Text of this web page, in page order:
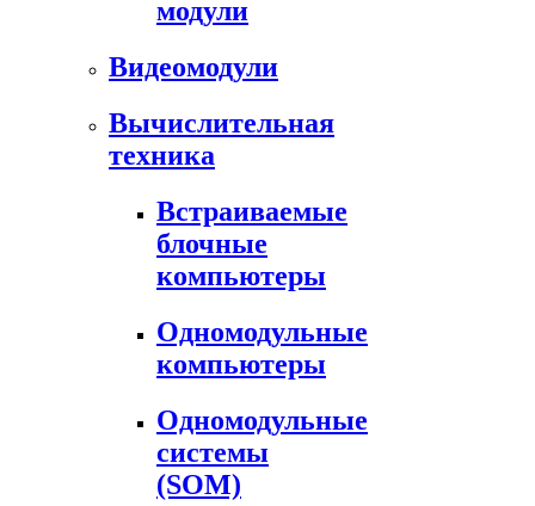
модули
Видеомодули
Вычислительная
техника
Встраиваемые
блочные
компьютеры
Одномодульные
компьютеры
Одномодульные
системы
(SOM)